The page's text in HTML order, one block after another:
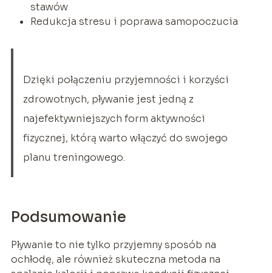
stawów
Redukcja stresu i poprawa samopoczucia
Dzięki połączeniu przyjemności i korzyści
zdrowotnych, pływanie jest jedną z
najefektywniejszych form aktywności
fizycznej, którą warto włączyć do swojego
planu treningowego.
Podsumowanie
Pływanie to nie tylko przyjemny sposób na
ochłodę, ale również skuteczna metoda na